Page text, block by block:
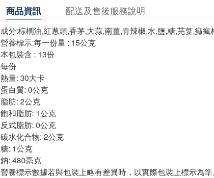
商品資訊 配送及售後服務說明
成分:棕櫚油,紅蔥頭,香茅,大蒜,南薑,青辣椒,水,鹽,糖,芫荽,痲瘋
營養標示:每一份量 : 15公克
本包裝含 : 13份
每份
熱量: 30大卡
蛋白質: 0公克
脂肪: 2公克
飽和脂肪: 1公克
反式脂肪: 0公克
碳水化合物: 2公克
糖: 1公克
鈉: 480毫克
營養標示數據若與包裝上略有差異時，以實際包裝上標示為準